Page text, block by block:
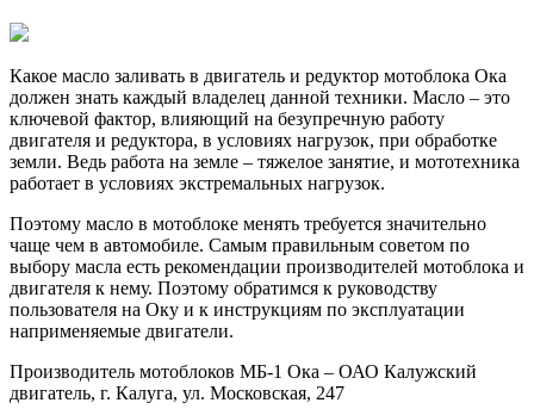
Какое масло заливать в двигатель и редуктор мотоблока Ока
должен знать каждый владелец данной техники. Масло – это
ключевой фактор, влияющий на безупречную работу
двигателя и редуктора, в условиях нагрузок, при обработке
земли. Ведь работа на земле – тяжелое занятие, и мототехника
работает в условиях экстремальных нагрузок.
Поэтому масло в мотоблоке менять требуется значительно
чаще чем в автомобиле. Самым правильным советом по
выбору масла есть рекомендации производителей мотоблока и
двигателя к нему. Поэтому обратимся к руководству
пользователя на Оку и к инструкциям по эксплуатации
наприменяемые двигатели.
Производитель мотоблоков МБ-1 Ока – ОАО Калужский
двигатель, г. Калуга, ул. Московская, 247